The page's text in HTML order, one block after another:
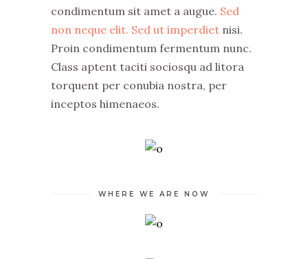
condimentum sit amet a augue. Sed
non neque elit. Sed ut imperdiet nisi.
Proin condimentum fermentum nunc.
Class aptent taciti sociosqu ad litora
torquent per conubia nostra, per
inceptos himenaeos.
WHERE WE ARE NOW